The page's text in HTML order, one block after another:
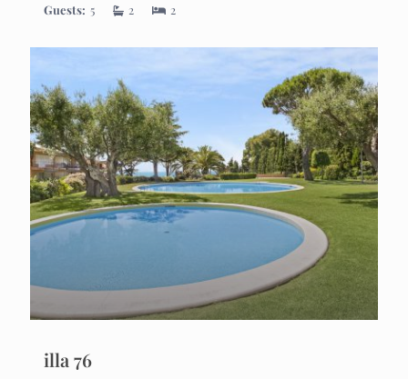
Guests: 5 2 2
illa 76